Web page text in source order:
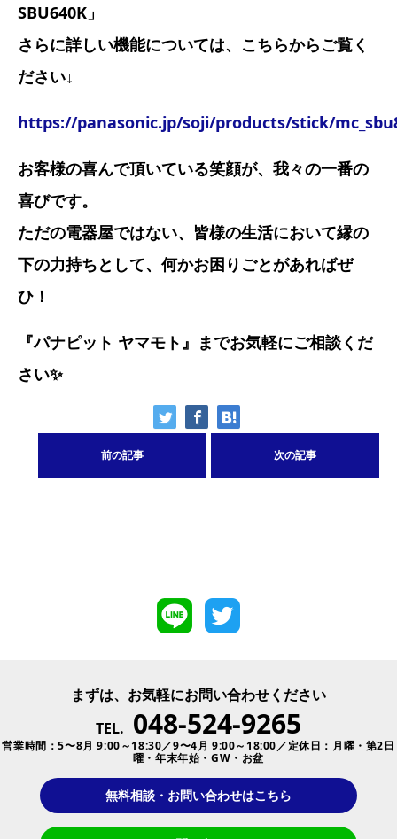
SBU640K」
さらに詳しい機能については、こちらからご覧く
ださい↓
https://panasonic.jp/soji/products/stick/
お客様の喜んで頂いている笑顔が、我々の一番の
喜びです。
ただの電器屋ではない、皆様の生活において縁の
下の力持ちとして、何かお困りごとがあればぜ
ひ！
『パナピット ヤマモト』までお気軽にご相談くだ
さい✨
前の記事 次の記事
まずは、お気軽にお問い合わせください
TEL. 048-524-9265
営業時間：5〜8月 9:00～18:30／9〜4月 9:00～18:00／定休日：月曜・第2日
曜・年末年始・GW・お盆
無料相談・お問い合わせはこちら